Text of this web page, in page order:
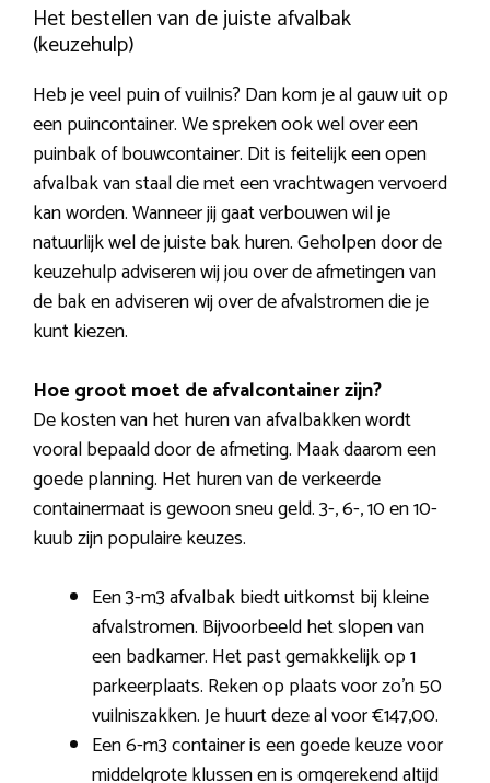
Het bestellen van de juiste afvalbak
(keuzehulp)
Heb je veel puin of vuilnis? Dan kom je al gauw uit op
een puincontainer. We spreken ook wel over een
puinbak of bouwcontainer. Dit is feitelijk een open
afvalbak van staal die met een vrachtwagen vervoerd
kan worden. Wanneer jij gaat verbouwen wil je
natuurlijk wel de juiste bak huren. Geholpen door de
keuzehulp adviseren wij jou over de afmetingen van
de bak en adviseren wij over de afvalstromen die je
kunt kiezen.
Hoe groot moet de afvalcontainer zijn?
De kosten van het huren van afvalbakken wordt
vooral bepaald door de afmeting. Maak daarom een
goede planning. Het huren van de verkeerde
containermaat is gewoon sneu geld. 3-, 6-, 10 en 10-
kuub zijn populaire keuzes.
Een 3-m3 afvalbak biedt uitkomst bij kleine
afvalstromen. Bijvoorbeeld het slopen van
een badkamer. Het past gemakkelijk op 1
parkeerplaats. Reken op plaats voor zo’n 50
vuilniszakken. Je huurt deze al voor €147,00.
Een 6-m3 container is een goede keuze voor
middelgrote klussen en is omgerekend altijd